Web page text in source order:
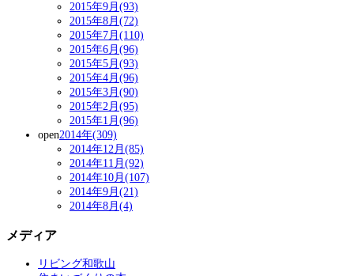
2015年9月(93)
2015年8月(72)
2015年7月(110)
2015年6月(96)
2015年5月(93)
2015年4月(96)
2015年3月(90)
2015年2月(95)
2015年1月(96)
open2014年(309)
2014年12月(85)
2014年11月(92)
2014年10月(107)
2014年9月(21)
2014年8月(4)
メディア
リビング和歌山